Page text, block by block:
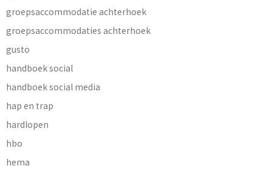
groepsaccommodatie achterhoek
groepsaccommodaties achterhoek
gusto
handboek social
handboek social media
hap en trap
hardlopen
hbo
hema